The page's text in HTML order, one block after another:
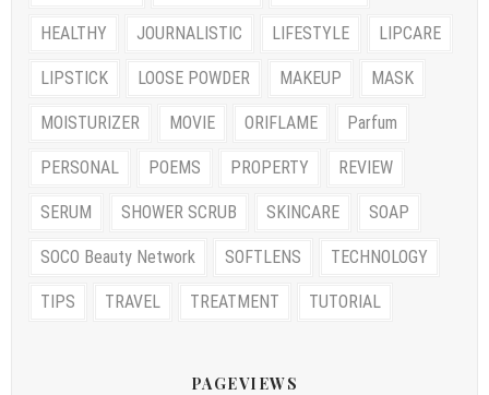
HEALTHY JOURNALISTIC LIFESTYLE LIPCARE
LIPSTICK LOOSE POWDER MAKEUP MASK
MOISTURIZER MOVIE ORIFLAME Parfum
PERSONAL POEMS PROPERTY REVIEW
SERUM SHOWER SCRUB SKINCARE SOAP
SOCO Beauty Network SOFTLENS TECHNOLOGY
TIPS TRAVEL TREATMENT TUTORIAL
PAGEVIEWS